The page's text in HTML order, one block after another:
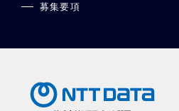
募集要項